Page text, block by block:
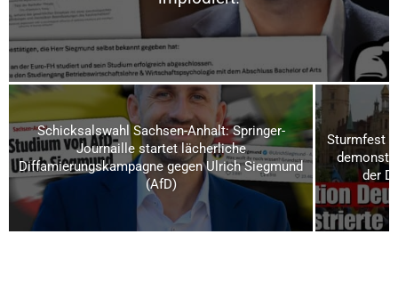
Schicksalswahl Sachsen-Anhalt: Springer-
Journaille startet lächerliche
Diffamierungskampagne gegen Ulrich Siegmund
(AfD)
Sturmfest
der